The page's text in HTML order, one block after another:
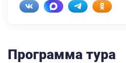
Программа тура